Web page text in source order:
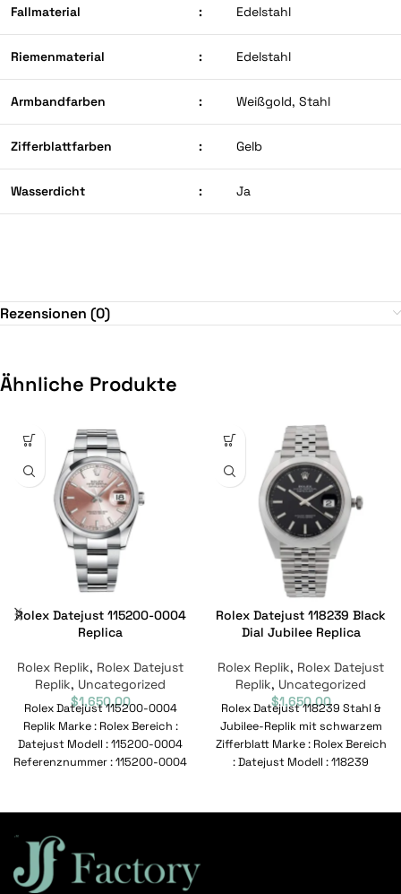
Fallmaterial : Edelstahl
Riemenmaterial : Edelstahl
Armbandfarben : Weißgold, Stahl
Zifferblattfarben : Gelb
Wasserdicht : Ja
Rezensionen (0)
Ähnliche Produkte
Rolex Datejust 115200-0004
Replica
Rolex Replik, Rolex Datejust
Replik, Uncategorized
$1,650.00
Rolex Datejust 115200-0004
Replik Marke : Rolex Bereich :
Datejust Modell : 115200-0004
Referenznummer : 115200-0004
Rolex Datejust 118239 Black
Dial Jubilee Replica
Rolex Replik, Rolex Datejust
Replik, Uncategorized
$1,650.00
Rolex Datejust 118239 Stahl &
Jubilee-Replik mit schwarzem
Zifferblatt Marke : Rolex Bereich
: Datejust Modell : 118239